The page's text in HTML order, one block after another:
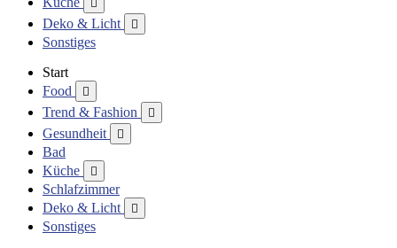

Deko & Licht 
Sonstiges
Start
Food

Trend & Fashion 
Gesundheit 
Bad
Küche

Schlafzimmer
Deko & Licht

Sonstiges